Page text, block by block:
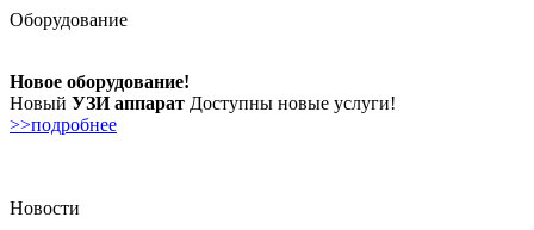
Оборудование
Новое оборудование!
Новый УЗИ аппарат Доступны новые услуги!
>>подробнее
Новости